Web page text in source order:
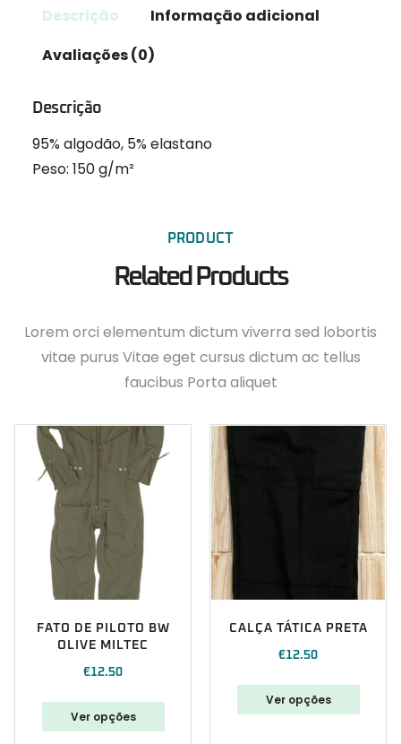
Descrição
Informação adicional
Avaliações (0)
Descrição
95% algodão, 5% elastano
Peso: 150 g/m²
PRODUCT
Related Products
Lorem orci elementum dictum viverra sed lobortis
vitae purus Vitae eget cursus dictum ac tellus
faucibus Porta aliquet
FATO DE PILOTO BW
OLIVE MILTEC
€12.50
Ver opções
CALÇA TÁTICA PRETA
€12.50
Ver opções